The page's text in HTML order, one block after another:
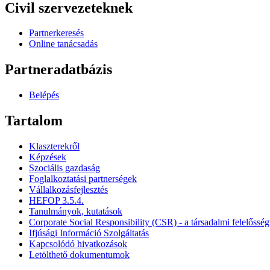
Civil szervezeteknek
Partnerkeresés
Online tanácsadás
Partneradatbázis
Belépés
Tartalom
Klaszterekről
Képzések
Szociális gazdaság
Foglalkoztatási partnerségek
Vállalkozásfejlesztés
HEFOP 3.5.4.
Tanulmányok, kutatások
Corporate Social Responsibility (CSR) - a társadalmi
Ifjúsági Információ Szolgáltatás
Kapcsolódó hivatkozások
Letölthető dokumentumok